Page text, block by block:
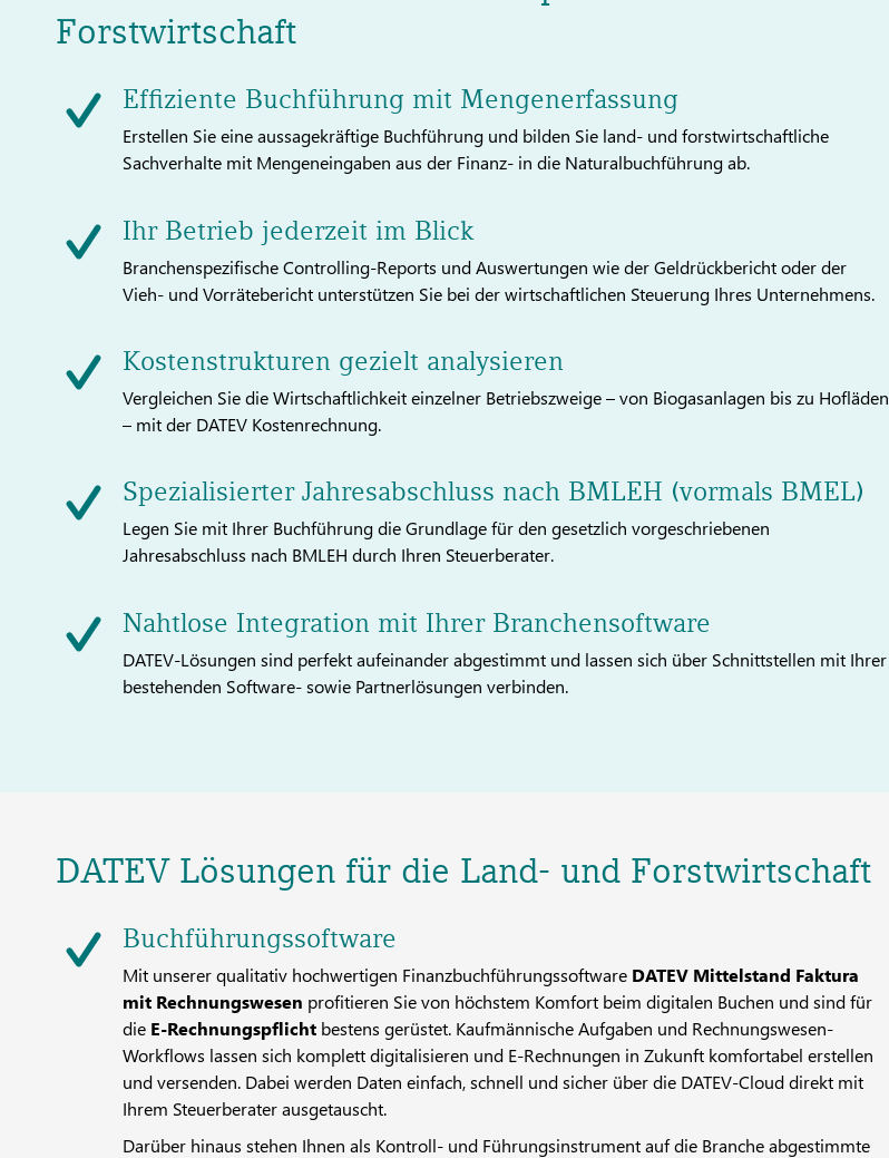
Forstwirtschaft
Effiziente Buchführung mit Mengenerfassung
Erstellen Sie eine aussagekräftige Buchführung und bilden Sie land- und forstwirtschaftliche
Sachverhalte mit Mengeneingaben aus der Finanz- in die Naturalbuchführung ab.
Ihr Betrieb jederzeit im Blick
Branchenspezifische Controlling-Reports und Auswertungen wie der Geldrückbericht oder der
Vieh- und Vorrätebericht unterstützen Sie bei der wirtschaftlichen Steuerung Ihres Unternehmens.
Kostenstrukturen gezielt analysieren
Vergleichen Sie die Wirtschaftlichkeit einzelner Betriebszweige – von Biogasanlagen bis zu Hofläden
– mit der DATEV Kostenrechnung.
Spezialisierter Jahresabschluss nach BMLEH (vormals BMEL)
Legen Sie mit Ihrer Buchführung die Grundlage für den gesetzlich vorgeschriebenen
Jahresabschluss nach BMLEH durch Ihren Steuerberater.
Nahtlose Integration mit Ihrer Branchensoftware
DATEV-Lösungen sind perfekt aufeinander abgestimmt und lassen sich über Schnittstellen mit Ihrer
bestehenden Software- sowie Partnerlösungen verbinden.
DATEV Lösungen für die Land- und Forstwirtschaft
Buchführungssoftware
Mit unserer qualitativ hochwertigen Finanzbuchführungssoftware DATEV Mittelstand Faktura
mit Rechnungswesen profitieren Sie von höchstem Komfort beim digitalen Buchen und sind für
die E-Rechnungspflicht bestens gerüstet. Kaufmännische Aufgaben und Rechnungswesen-
Workflows lassen sich komplett digitalisieren und E-Rechnungen in Zukunft komfortabel erstellen
und versenden. Dabei werden Daten einfach, schnell und sicher über die DATEV-Cloud direkt mit
Ihrem Steuerberater ausgetauscht.
Darüber hinaus stehen Ihnen als Kontroll- und Führungsinstrument auf die Branche abgestimmte